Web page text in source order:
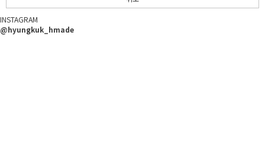
INSTAGRAM
@hyungkuk_hmade